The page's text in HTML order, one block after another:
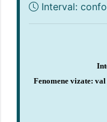
Interval:
Fenomene vizate: